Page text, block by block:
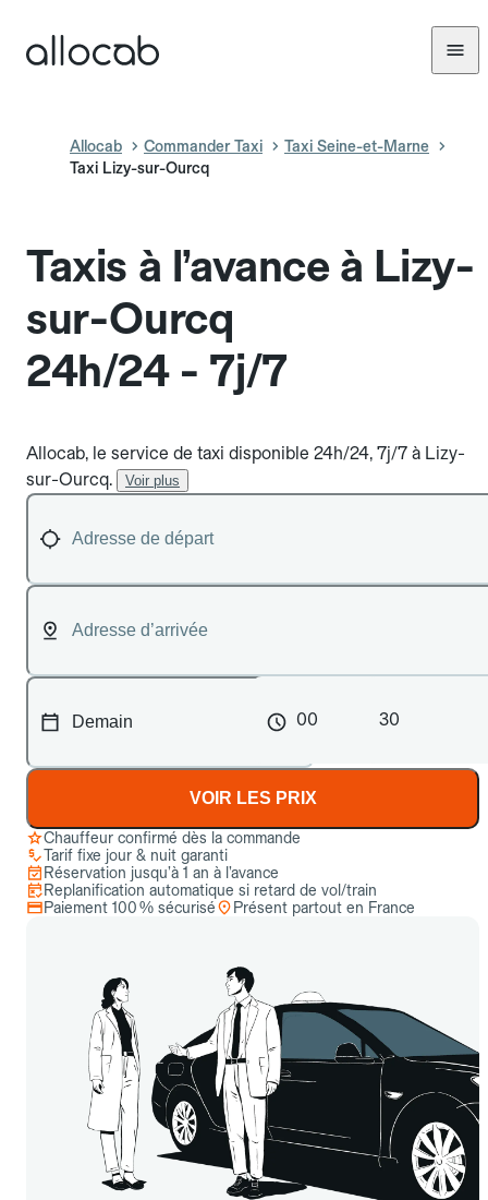
Allocab Commander Taxi
Taxi Seine-et-Marne
Taxi Lizy-sur-Ourcq
Taxis à l’avance à Lizy-
sur-Ourcq
24h/24 - 7j/7
Allocab, le service de taxi disponible 24h/24, 7j/7 à Lizy-
sur-Ourcq.
Voir plus
00 30
VOIR LES PRIX
Chauffeur confirmé dès la commande
Tarif fixe jour & nuit garanti
Réservation jusqu’à 1 an à l’avance
Replanification automatique si retard de vol/train
Paiement 100 % sécurisé
Présent partout en France